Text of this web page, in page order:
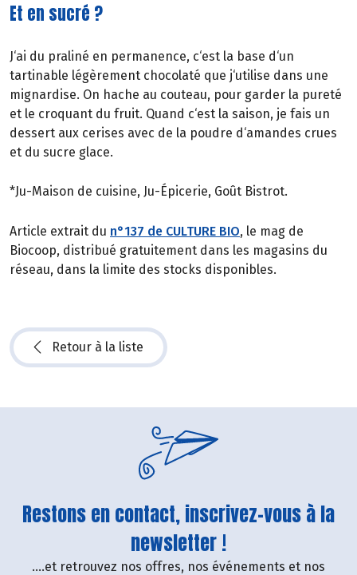
Et en sucré ?
J‘ai du praliné en permanence, c‘est la base d‘un
tartinable légèrement chocolaté que j‘utilise dans une
mignardise. On hache au couteau, pour garder la pureté
et le croquant du fruit. Quand c‘est la saison, je fais un
dessert aux cerises avec de la poudre d‘amandes crues
et du sucre glace.
*Ju-Maison de cuisine, Ju-Épicerie, Goût Bistrot.
Article extrait du n°137 de CULTURE BIO, le mag de
Biocoop, distribué gratuitement dans les magasins du
réseau, dans la limite des stocks disponibles.
Retour à la liste
Restons en contact, inscrivez-vous à la
newsletter !
....et retrouvez nos offres, nos événements et nos